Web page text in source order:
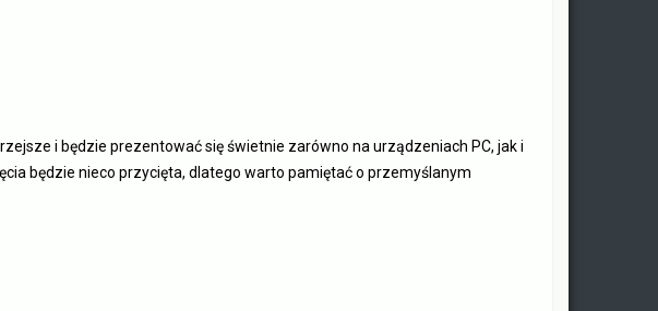
i będzie prezentować się świetnie zarówno na urządzeniach PC, jak i
będzie nieco przycięta, dlatego warto pamiętać o przemyślanym